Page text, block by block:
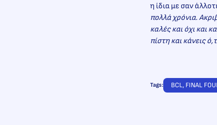
η ίδια με σαν
πολλά χρόνια.
καλές και όχι και
πίστη και κάνεις
Tags: BCL, FINAL